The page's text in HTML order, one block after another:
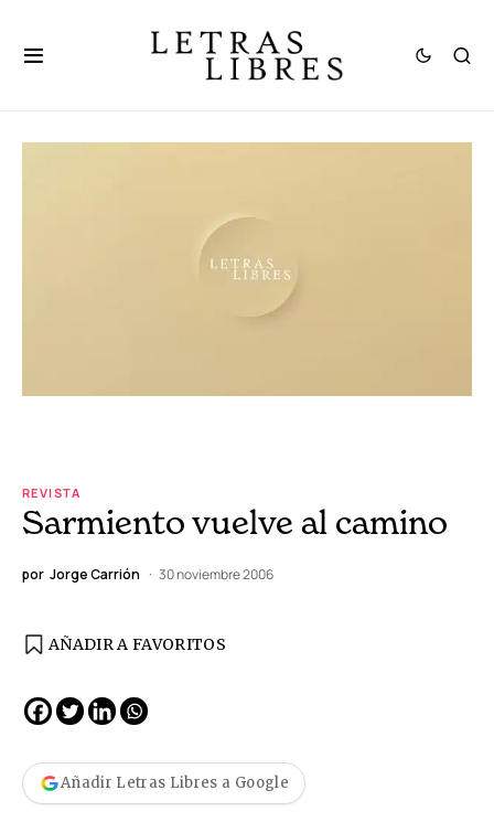
REVISTA
Sarmiento vuelve al camino
por Jorge Carrión 30 noviembre 2006
AÑADIR A FAVORITOS
Añadir Letras Libres a Google